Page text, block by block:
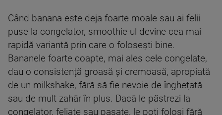
Când banana este deja foarte moale sau ai felii
puse la congelator, smoothie-ul devine cea mai
rapidă variantă prin care o folosești bine.
Bananele foarte coapte, mai ales cele congelate,
dau o consistență groasă și cremoasă, apropiată
de un milkshake, fără să fie nevoie de înghețată
sau de mult zahăr în plus. Dacă le păstrezi la
congelator, feliate sau pasate, le poți folosi fără